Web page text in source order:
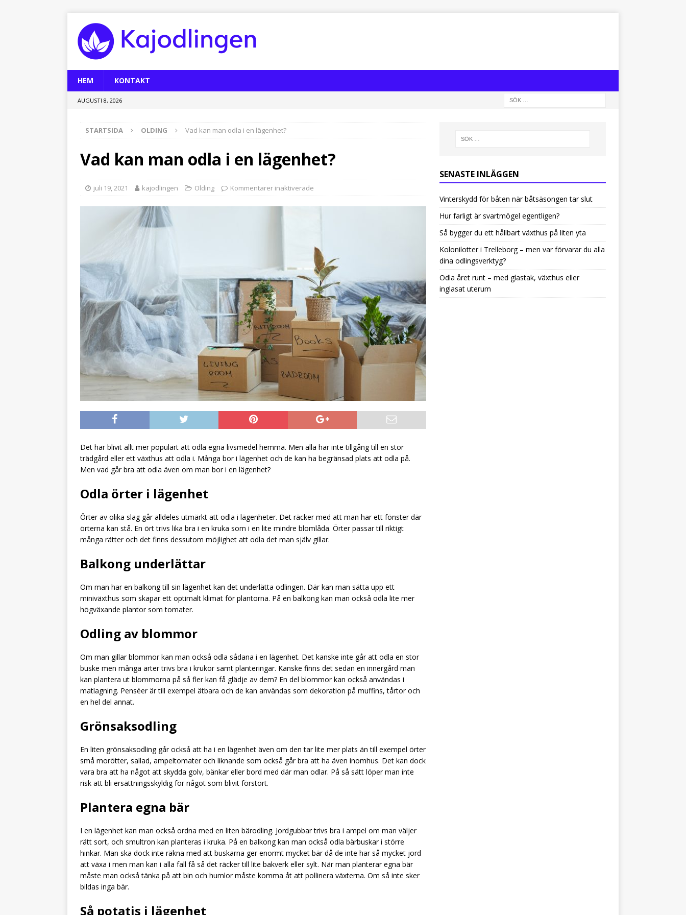
HEM KONTAKT
AUGUSTI 8, 2026
STARTSIDA OLDING Vad kan man odla i en lägenhet?
Vad kan man odla i en lägenhet?
juli 19, 2021 kajodlingen Olding Kommentarer inaktiverade
Det har blivit allt mer populärt att odla egna livsmedel hemma. Men alla har inte tillgång till en stor
trädgård eller ett växthus att odla i. Många bor i lägenhet och de kan ha begränsad plats att odla på.
Men vad går bra att odla även om man bor i en lägenhet?
Odla örter i lägenhet
Örter av olika slag går alldeles utmärkt att odla i lägenheter. Det räcker med att man har ett fönster där
örterna kan stå. En ört trivs lika bra i en kruka som i en lite mindre blomlåda. Örter passar till riktigt
många rätter och det finns dessutom möjlighet att odla det man själv gillar.
Balkong underlättar
Om man har en balkong till sin lägenhet kan det underlätta odlingen. Där kan man sätta upp ett
miniväxthus som skapar ett optimalt klimat för plantorna. På en balkong kan man också odla lite mer
högväxande plantor som tomater.
Odling av blommor
Om man gillar blommor kan man också odla sådana i en lägenhet. Det kanske inte går att odla en stor
buske men många arter trivs bra i krukor samt planteringar. Kanske finns det sedan en innergård man
kan plantera ut blommorna på så fler kan få glädje av dem? En del blommor kan också användas i
matlagning. Penséer är till exempel ätbara och de kan användas som dekoration på muffins, tårtor och
en hel del annat.
Grönsaksodling
En liten grönsaksodling går också att ha i en lägenhet även om den tar lite mer plats än till exempel örter
små morötter, sallad, ampeltomater och liknande som också går bra att ha även inomhus. Det kan dock
vara bra att ha något att skydda golv, bänkar eller bord med där man odlar. På så sätt löper man inte
risk att bli ersättningsskyldig för något som blivit förstört.
Plantera egna bär
I en lägenhet kan man också ordna med en liten bärodling. Jordgubbar trivs bra i ampel om man väljer
rätt sort, och smultron kan planteras i kruka. På en balkong kan man också odla bärbuskar i större
hinkar. Man ska dock inte räkna med att buskarna ger enormt mycket bär då de inte har så mycket jord
att växa i men man kan i alla fall få så det räcker till lite bakverk eller sylt. När man planterar egna bär
måste man också tänka på att bin och humlor måste komma åt att pollinera växterna. Om så inte sker
bildas inga bär.
Så potatis i lägenhet
SENASTE INLÄGGEN
Vinterskydd för båten när båtsäsongen tar slut
Hur farligt är svartmögel egentligen?
Så bygger du ett hållbart växthus på liten yta
Kolonilotter i Trelleborg – men var förvarar du alla
dina odlingsverktyg?
Odla året runt – med glastak, växthus eller
inglasat uterum